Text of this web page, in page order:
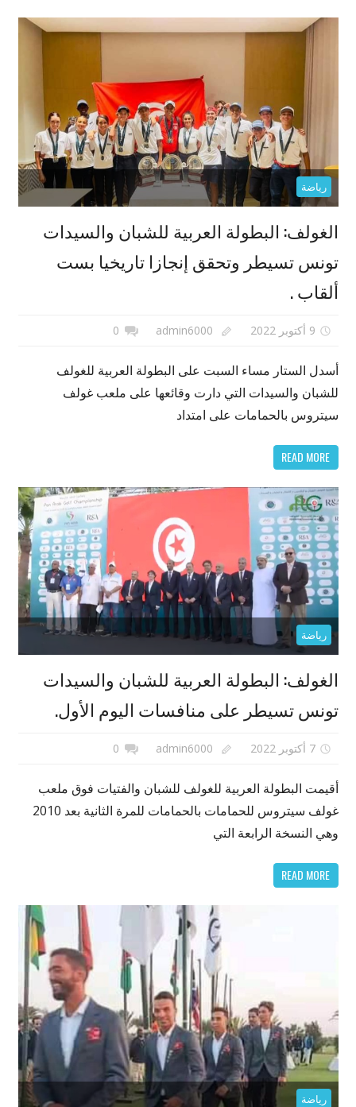
رياضة
الغولف: البطولة العربية للشبان والسيدات
تونس تسيطر وتحقق إنجازا تاريخيا بست
ألقاب .
9 أكتوبر 2022 admin6000
0
أسدل الستار مساء السبت على البطولة العربية للغولف
للشبان والسيدات التي دارت وقائعها على ملعب غولف
سيتروس بالحمامات على امتداد
READ MORE
رياضة
الغولف: البطولة العربية للشبان والسيدات
تونس تسيطر على منافسات اليوم الأول.
7 أكتوبر 2022 admin6000
0
أقيمت البطولة العربية للغولف للشبان والفتيات فوق ملعب
غولف سيتروس للحمامات بالحمامات للمرة الثانية بعد 2010
وهي النسخة الرابعة التي
READ MORE
رياضة